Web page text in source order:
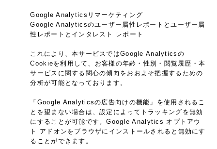
Google Analyticsリマーケティング
Google Analyticsのユーザー属性レポートとユーザー属
性レポートとインタレスト レポート
これにより、本サービスではGoogle Analyticsの
Cookieを利用して、お客様の年齢・性別・閲覧履歴・本
サービスに関する関心の傾向をおおよそ把握するための
分析が可能となっております。
「Google Analyticsの広告向けの機能」を使用されるこ
とを望まない場合は、設定によってトラッキングを無効
にすることが可能です。Google Analytics オプトアウ
ト アドオンをブラウザにインストールされると無効にす
ることができます。